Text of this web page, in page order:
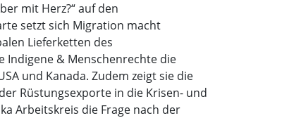
mit Herz?“ auf den
setzt sich Migration macht
Lieferketten des
Indigene & Menschenrechte die
und Kanada. Zudem zeigt sie die
Rüstungsexporte in die Krisen- und
Arbeitskreis die Frage nach der